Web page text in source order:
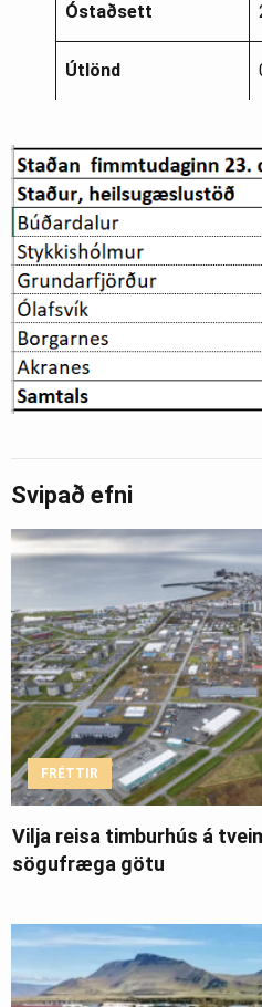
Óstaðsett
Útlönd
Svipað efni
FRÉTTIR
Vilja reisa timburhús á
sögufræga götu